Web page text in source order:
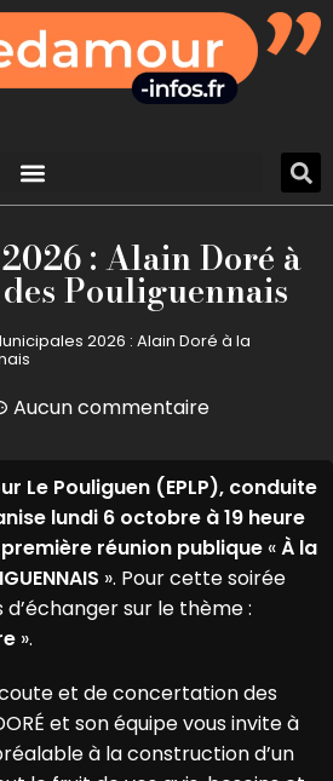
: Alain Doré à
Pouliguennais
2026 : Alain Doré à la
Aucun commentaire
Le Pouliguen (EPLP), conduite
lundi 6 octobre à 19 heure
première réunion publique «À la
». Pour cette soirée
sur le thème :
».
et de concertation des
et son équipe vous invite à
à la construction d’un